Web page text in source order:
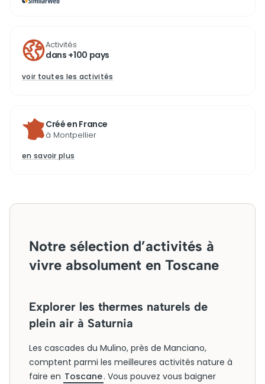
Activités
dans +100 pays
voir toutes les activités
Créé en France
à Montpellier
en savoir plus
Notre sélection d’activités à
vivre absolument en Toscane
Explorer les thermes naturels de
plein air à Saturnia
Les cascades du Mulino, près de Manciano,
comptent parmi les meilleures activités nature à
faire en Toscane. Vous pouvez vous baigner